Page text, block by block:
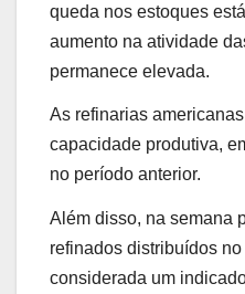
queda nos estoques
aumento na atividade
permanece elevada.
As refinarias
capacidade produtiva,
no período anterior.
Além disso, na semana
refinados distribuídos
considerada um